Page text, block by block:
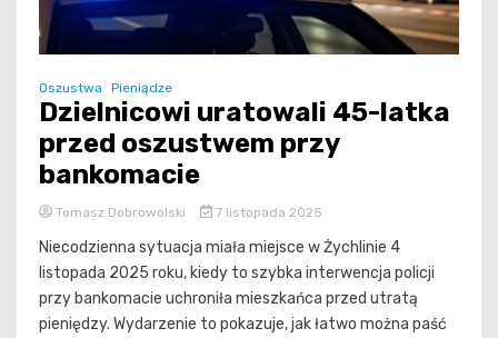
Oszustwa Pieniądze
Dzielnicowi uratowali 45-latka
przed oszustwem przy
bankomacie
Tomasz Dobrowolski 7 listopada 2025
Niecodzienna sytuacja miała miejsce w Żychlinie 4
listopada 2025 roku, kiedy to szybka interwencja policji
przy bankomacie uchroniła mieszkańca przed utratą
pieniędzy. Wydarzenie to pokazuje, jak łatwo można paść